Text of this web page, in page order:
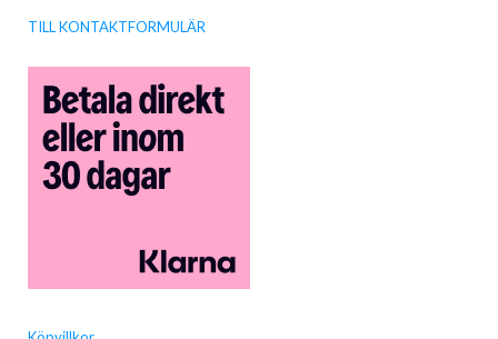
TILL KONTAKTFORMULÄR